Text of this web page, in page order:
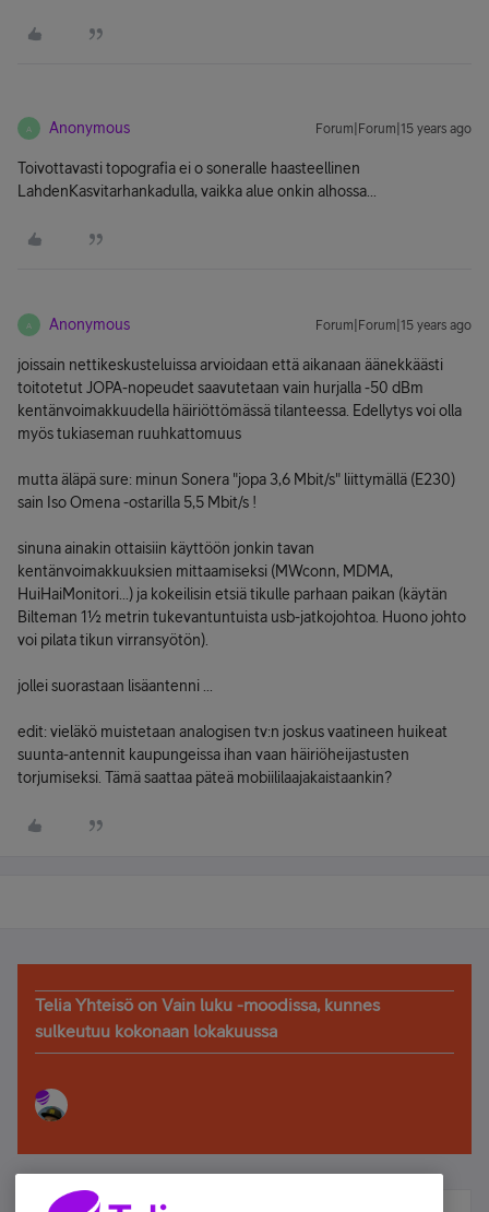
A Anonymous Forum|Forum|15 years ago
Toivottavasti topografia ei o soneralle haasteellinen
LahdenKasvitarhankadulla, vaikka alue onkin alhossa...
A Anonymous Forum|Forum|15 years ago
joissain nettikeskusteluissa arvioidaan että aikanaan äänekkäästi
toitotetut JOPA-nopeudet saavutetaan vain hurjalla -50 dBm
kentänvoimakkuudella häiriöttömässä tilanteessa. Edellytys voi olla
myös tukiaseman ruuhkattomuus
mutta äläpä sure: minun Sonera "jopa 3,6 Mbit/s" liittymällä (E230)
sain Iso Omena -ostarilla 5,5 Mbit/s !
sinuna ainakin ottaisiin käyttöön jonkin tavan
kentänvoimakkuuksien mittaamiseksi (MWconn, MDMA,
HuiHaiMonitori...) ja kokeilisin etsiä tikulle parhaan paikan (käytän
Bilteman 1½ metrin tukevantuntuista usb-jatkojohtoa. Huono johto
voi pilata tikun virransyötön).
jollei suorastaan lisäantenni ...
edit: vieläkö muistetaan analogisen tv:n joskus vaatineen huikeat
suunta-antennit kaupungeissa ihan vaan häiriöheijastusten
torjumiseksi. Tämä saattaa päteä mobiililaajakaistaankin?
Telia Yhteisö on Vain luku -moodissa, kunnes
sulkeutuu kokonaan lokakuussa